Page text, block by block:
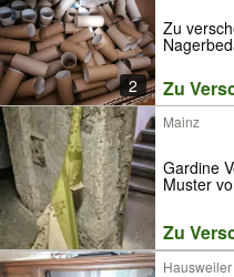
2
Zu
Zu
Mainz
Gardine
Muster
Zu
Hausweiler